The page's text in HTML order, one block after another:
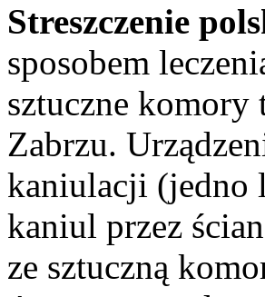
Streszczenie
sposobem
sztuczne
Zabrzu.
kaniulacji (jedno
kaniul przez
ze sztuczną